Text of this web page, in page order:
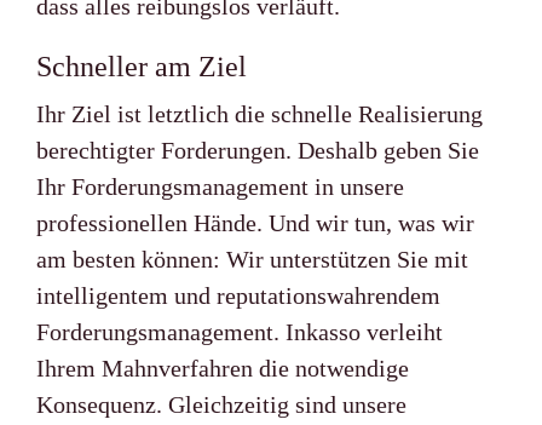
dass alles reibungslos verläuft.
Schneller am Ziel
Ihr Ziel ist letztlich die schnelle Realisierung
berechtigter Forderungen. Deshalb geben Sie
Ihr Forderungsmanagement in unsere
professionellen Hände. Und wir tun, was wir
am besten können: Wir unterstützen Sie mit
intelligentem und reputationswahrendem
Forderungsmanagement. Inkasso verleiht
Ihrem Mahnverfahren die notwendige
Konsequenz. Gleichzeitig sind unsere